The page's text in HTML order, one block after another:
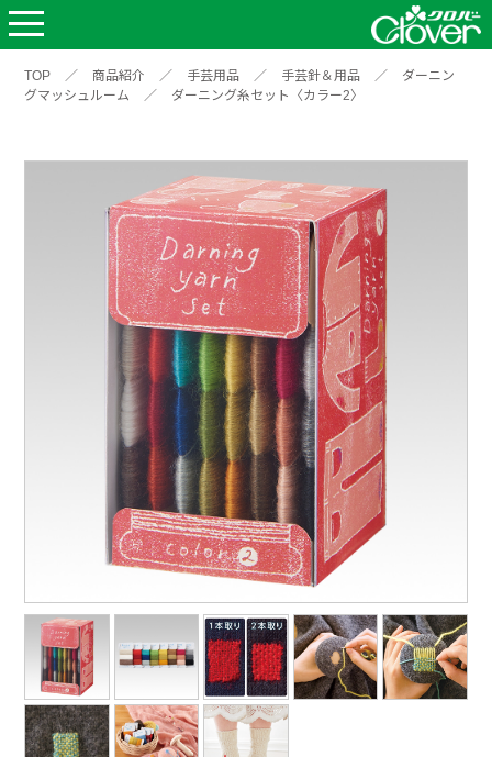
TOP ／ 商品紹介 ／ 手芸用品 ／ 手芸針＆用品 ／
ダーニン
グマッシュルーム
／ ダーニング糸セット〈カラー2〉